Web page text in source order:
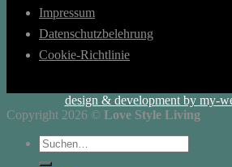
Impressum
Datenschutzbelehrung
Cookie-Richtlinie
design & development by my-
Copyright 2026 © Love Style Living
Suchen
nach: